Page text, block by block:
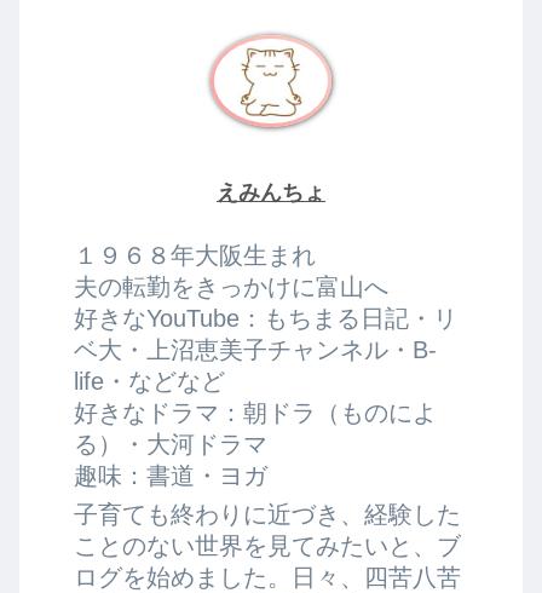
えみんちょ
１９６８年大阪生まれ
夫の転勤をきっかけに富山へ
好きなYouTube：もちまる日記・リ
ベ大・上沼恵美子チャンネル・B-
life・などなど
好きなドラマ：朝ドラ（ものによ
る）・大河ドラマ
趣味：書道・ヨガ
子育ても終わりに近づき、経験した
ことのない世界を見てみたいと、ブ
ログを始めました。日々、四苦八苦